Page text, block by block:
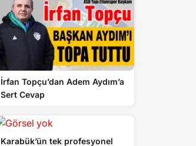
İrfan Topçu’dan Adem Aydım’a
Sert Cevap
Karabük’ün tek profesyonel